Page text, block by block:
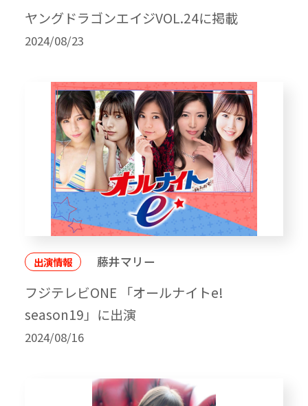
ヤングドラゴンエイジVOL.24に掲載
2024/08/23
出演情報 藤井マリー
フジテレビONE 「オールナイトe!
season19」に出演
2024/08/16